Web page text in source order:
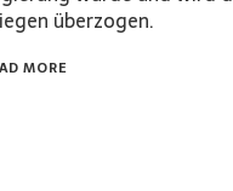
überzogen.
MORE